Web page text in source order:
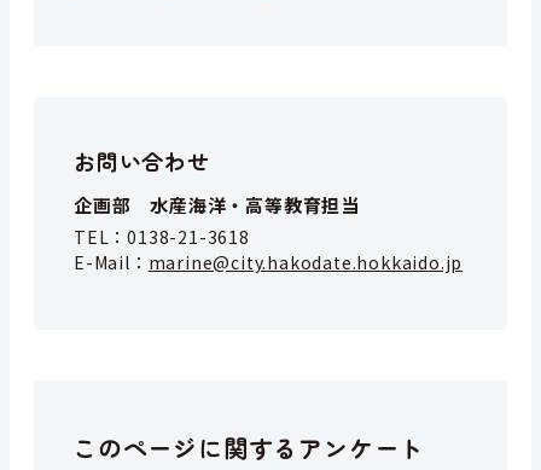
お問い合わせ
企画部 水産海洋・高等教育担当
TEL：0138-21-3618
E-Mail： marine@city.hakodate.hokkaido.jp
このページに関するアンケート